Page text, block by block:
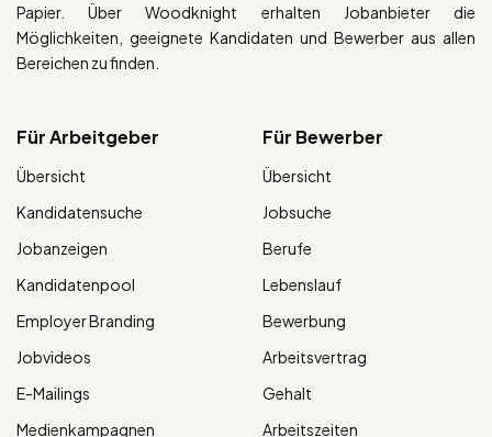
Papier. Über Woodknight erhalten Jobanbieter die
Möglichkeiten, geeignete Kandidaten und Bewerber aus allen
Bereichen zu finden.
Für Arbeitgeber
Übersicht
Kandidatensuche
Jobanzeigen
Kandidatenpool
Employer Branding
Jobvideos
E-Mailings
Medienkampagnen
Für Bewerber
Übersicht
Jobsuche
Berufe
Lebenslauf
Bewerbung
Arbeitsvertrag
Gehalt
Arbeitszeiten